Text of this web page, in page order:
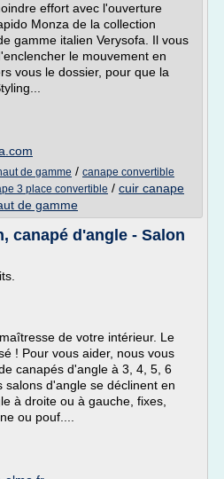
effort avec l'ouverture
Monza de la collection
gamme italien Verysofa. Il vous
le mouvement en
vous le dossier, pour que la
de gamme / canape convertible
3 place convertible / cuir canape
de gamme
canapé d'angle - Salon
de votre intérieur. Le
! Pour vous aider, nous vous
canapés d'angle à 3, 4, 5, 6
salons d'angle se déclinent en
à droite ou à gauche, fixes,
ou pouf....